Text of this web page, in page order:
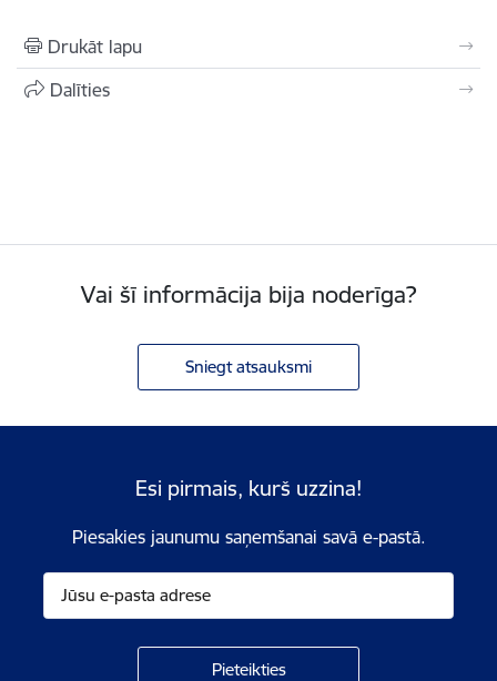
Drukāt lapu
Dalīties
Vai šī informācija bija noderīga?
Sniegt atsauksmi
Esi pirmais, kurš uzzina!
Piesakies jaunumu saņemšanai savā e-pastā.